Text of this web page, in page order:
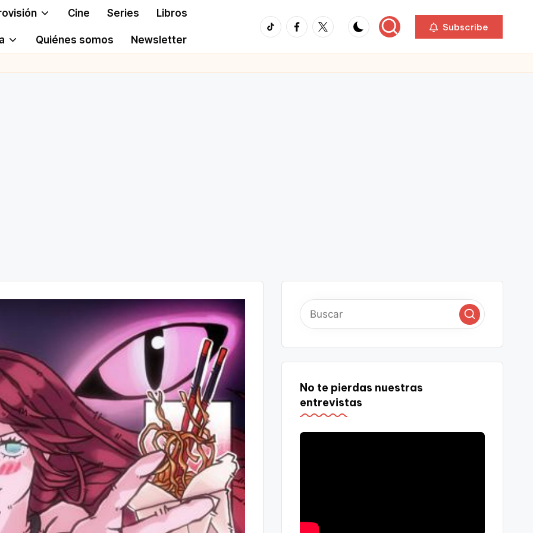
Cine Series Libros
Quiénes somos Newsletter
TikTokFacebook
Twitter Subscribe
No te pierdas nuestras
entrevistas